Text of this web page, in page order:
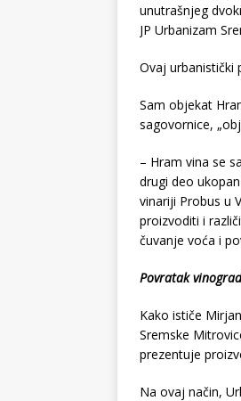
unutrašnjeg
JP Urbanizam
Ovaj urbanistički
Sam objekat
sagovornice,
– Hram vina se
drugi deo
vinariji Probus u
proizvoditi i
čuvanje voća i
Povratak
Kako ističe
Sremske
prezentuje
Na ovaj način,